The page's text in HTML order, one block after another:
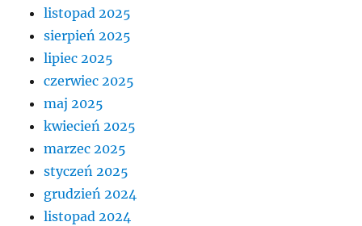
listopad 2025
sierpień 2025
lipiec 2025
czerwiec 2025
maj 2025
kwiecień 2025
marzec 2025
styczeń 2025
grudzień 2024
listopad 2024